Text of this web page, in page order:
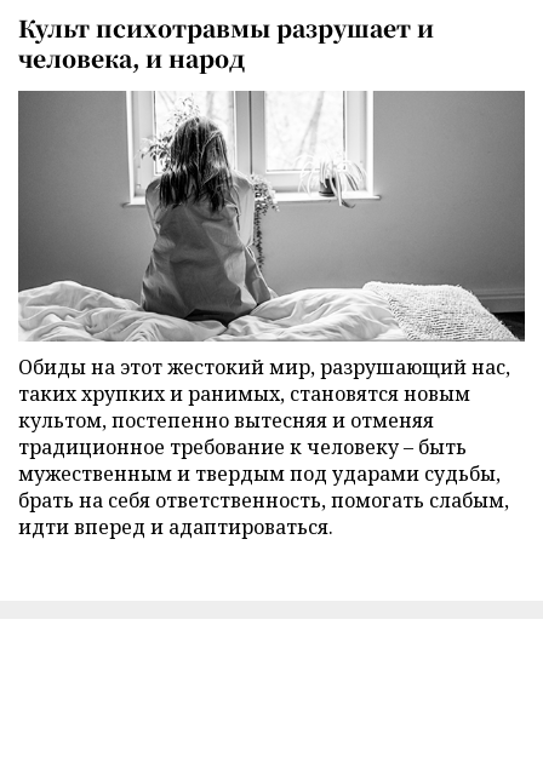
Культ психотравмы разрушает и
человека, и народ
Обиды на этот жестокий мир, разрушающий нас,
таких хрупких и ранимых, становятся новым
культом, постепенно вытесняя и отменяя
традиционное требование к человеку – быть
мужественным и твердым под ударами судьбы,
брать на себя ответственность, помогать слабым,
идти вперед и адаптироваться.